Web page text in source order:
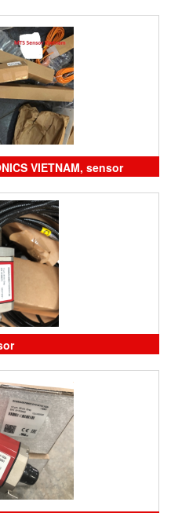
TD01, đại lý Cảm biến vị trí
VIETNAM, sensor
TEMPOSONICS